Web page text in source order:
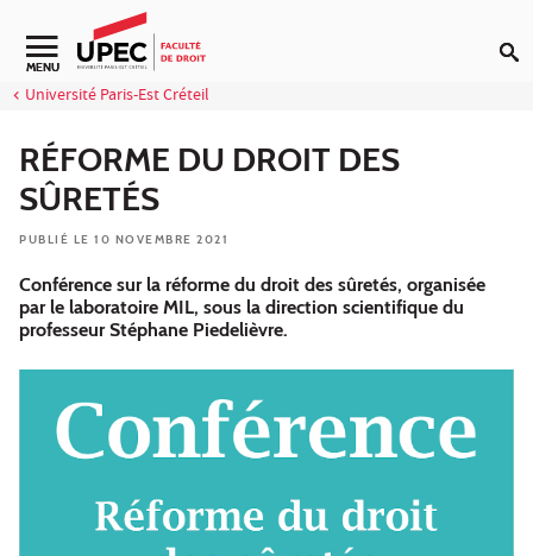
Aller au contenu
Navigation secondaire
MENU
Université Paris-Est Créteil
RÉFORME DU DROIT DES
SÛRETÉS
PUBLIÉ LE 10 NOVEMBRE 2021
Conférence sur la réforme du droit des sûretés, organisée
par le laboratoire MIL, sous la direction scientifique du
professeur Stéphane Piedelièvre.